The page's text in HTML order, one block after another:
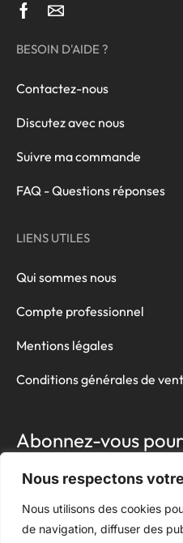
Nous respectons
Nous utilisons des cookies
de navigation, diffuser des
BESOIN D'AIDE ?
Contactez-nous
Discutez avec nous
Suivre ma commande
FAQ - Questions réponses
LIENS UTILES
Qui sommes nous
Compte professionnel
Mentions légales
Conditions générales de
Abonnez-vous